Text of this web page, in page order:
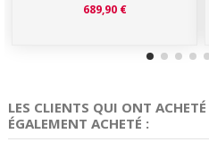
689,90 €
LES CLIENTS QUI ONT
ÉGALEMENT ACHETÉ :